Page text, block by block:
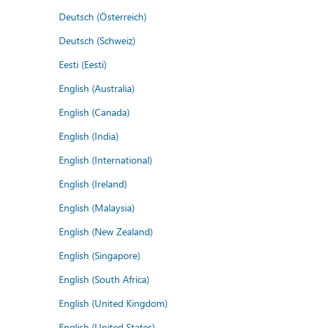
Deutsch (Österreich)
Deutsch (Schweiz)
Eesti (Eesti)
English (Australia)
English (Canada)
English (India)
English (International)
English (Ireland)
English (Malaysia)
English (New Zealand)
English (Singapore)
English (South Africa)
English (United Kingdom)